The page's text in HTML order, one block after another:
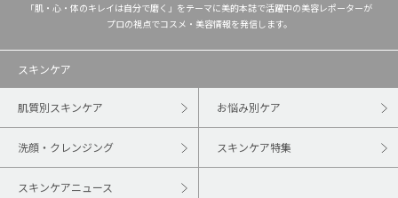
「肌・心・体のキレイは自分で磨く」をテーマに美的本誌で活躍中の美容レポーターが
プロの視点でコスメ・美容情報を発信します。
スキンケア
肌質別スキンケア お悩み別ケア
洗顔・クレンジング スキンケア特集
スキンケアニュース